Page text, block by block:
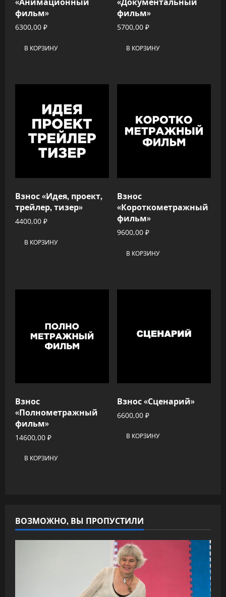
фильм»
6300,00 ₽
В КОРЗИНУ
фильм»
5700,00 ₽
В КОРЗИНУ
Взнос «Идея, проект,
трейлер, тизер»
4400,00 ₽
В КОРЗИНУ
Взнос
«Короткометражный
фильм»
9600,00 ₽
В КОРЗИНУ
Взнос
«Полнометражный
фильм»
14600,00 ₽
В КОРЗИНУ
Взнос «Сценарий»
6600,00 ₽
В КОРЗИНУ
ВОЗМОЖНО, ВЫ ПРОПУСТИЛИ